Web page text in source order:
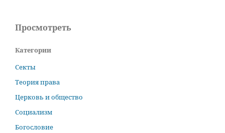
Просмотреть
Категории
Секты
Теория права
Церковь и общество
Социализм
Богословие